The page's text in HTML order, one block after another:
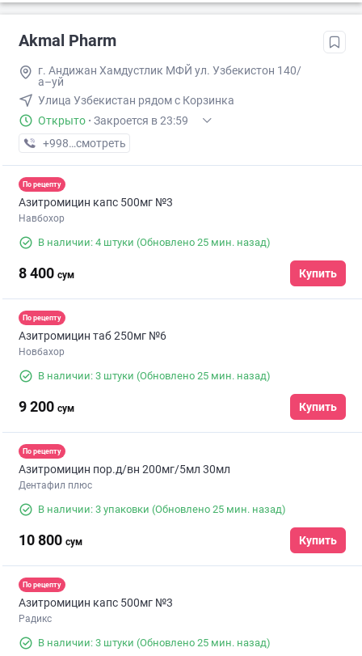
Akmal Pharm
г. Андижан Хамдустлик МФЙ ул. Узбекистон 140/
а–уй
Улица Узбекистан рядом с Корзинка
Открыто · Закроется в 23:59
+998 (90) XXX-XX-XX
смотреть
По рецепту
Азитромицин капс 500мг №3
Навбохор
В наличии: 4 штуки (Обновлено 25 мин. назад)
8 400 сум Купить
По рецепту
Азитромицин таб 250мг №6
Новбахор
В наличии: 3 штуки (Обновлено 25 мин. назад)
9 200 сум Купить
По рецепту
Азитромицин пор.д/вн 200мг/5мл 30мл
Дентафил плюс
В наличии: 3 упаковки (Обновлено 25 мин. назад)
10 800 сум Купить
По рецепту
Азитромицин капс 500мг №3
Радикс
В наличии: 3 штуки (Обновлено 25 мин. назад)